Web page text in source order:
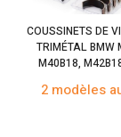
COUSSINETS DE
TRIMÉTAL BMW
M40B18,
2 modèles